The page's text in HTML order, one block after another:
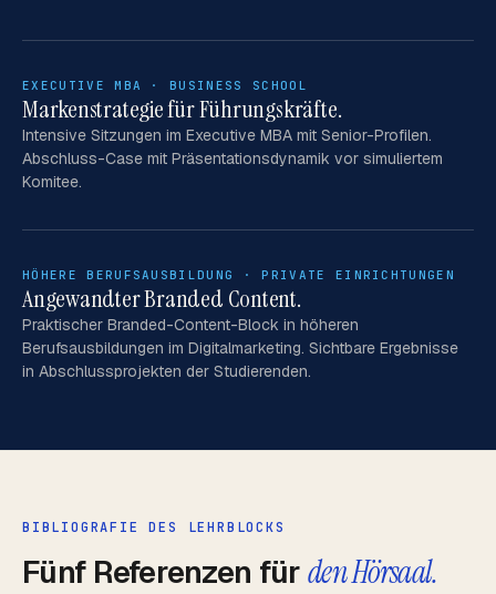
EXECUTIVE MBA · BUSINESS SCHOOL
Markenstrategie für Führungskräfte.
Intensive Sitzungen im Executive MBA mit Senior-Profilen.
Abschluss-Case mit Präsentationsdynamik vor simuliertem
Komitee.
HÖHERE BERUFSAUSBILDUNG · PRIVATE EINRICHTUNGEN
Angewandter Branded Content.
Praktischer Branded-Content-Block in höheren
Berufsausbildungen im Digitalmarketing. Sichtbare Ergebnisse
in Abschlussprojekten der Studierenden.
BIBLIOGRAFIE DES LEHRBLOCKS
Fünf Referenzen fürden Hörsaal.